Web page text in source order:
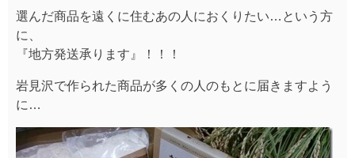
選んだ商品を遠くに住むあの人におくりたい…という方
に、
『地方発送承ります』！！！
岩見沢で作られた商品が多くの人のもとに届きますよう
に…